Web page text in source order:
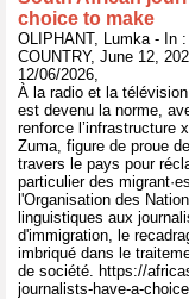
choice to make
OLIPHANT, Lumka - In
COUNTRY, June 12,
12/06/2026,
À la radio et la
est devenu la norme,
renforce l’infrastructure
Zuma, figure de proue
travers le pays pour
particulier des
l'Organisation des
linguistiques aux
d'immigration, le
imbriqué dans le
de société. https://
journalists-have-a-